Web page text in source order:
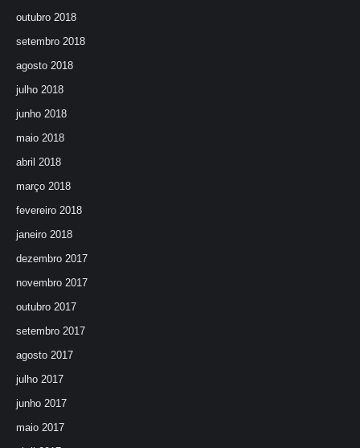
outubro 2018
setembro 2018
agosto 2018
julho 2018
junho 2018
maio 2018
abril 2018
março 2018
fevereiro 2018
janeiro 2018
dezembro 2017
novembro 2017
outubro 2017
setembro 2017
agosto 2017
julho 2017
junho 2017
maio 2017